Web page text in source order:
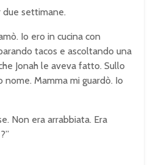
due settimane.
Io ero in cucina con
tacos e ascoltando una
Jonah le aveva fatto. Sullo
nome. Mamma mi guardò. Io
Non era arrabbiata. Era